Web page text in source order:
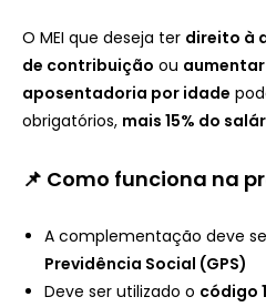
O MEI que deseja ter direito à
de contribuição ou
aposentadoria por idade
obrigatórios, mais 15% do
📌 Como funciona na
A complementação deve
Previdência Social (GPS)
Deve ser utilizado o código